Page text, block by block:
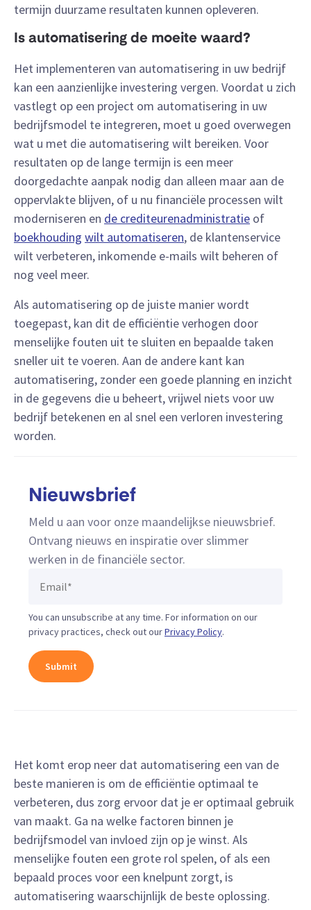
termijn duurzame resultaten kunnen opleveren.
Is automatisering de moeite waard?
Het implementeren van automatisering in uw bedrijf
kan een aanzienlijke investering vergen. Voordat u zich
vastlegt op een project om automatisering in uw
bedrijfsmodel te integreren, moet u goed overwegen
wat u met die automatisering wilt bereiken. Voor
resultaten op de lange termijn is een meer
doorgedachte aanpak nodig dan alleen maar aan de
oppervlakte blijven, of u nu financiële processen wilt
moderniseren en de crediteurenadministratie of
boekhouding wilt automatiseren, de klantenservice
wilt verbeteren, inkomende e-mails wilt beheren of
nog veel meer.
Als automatisering op de juiste manier wordt
toegepast, kan dit de efficiëntie verhogen door
menselijke fouten uit te sluiten en bepaalde taken
sneller uit te voeren. Aan de andere kant kan
automatisering, zonder een goede planning en inzicht
in de gegevens die u beheert, vrijwel niets voor uw
bedrijf betekenen en al snel een verloren investering
worden.
Nieuwsbrief
Meld u aan voor onze maandelijkse nieuwsbrief.
Ontvang nieuws en inspiratie over slimmer
werken in de financiële sector.
You can unsubscribe at any time. For information on our
privacy practices, check out ourPrivacy Policy.
Het komt erop neer dat automatisering een van de
beste manieren is om de efficiëntie optimaal te
verbeteren, dus zorg ervoor dat je er optimaal gebruik
van maakt. Ga na welke factoren binnen je
bedrijfsmodel van invloed zijn op je winst. Als
menselijke fouten een grote rol spelen, of als een
bepaald proces voor een knelpunt zorgt, is
automatisering waarschijnlijk de beste oplossing.